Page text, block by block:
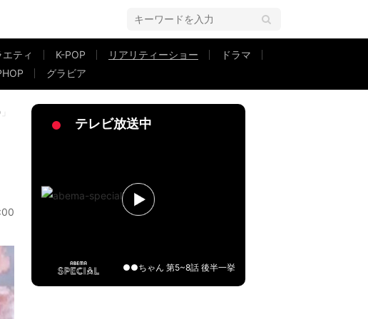
ティ K-POP リアリティーショー
ドラマ
グラビア
「自分だったらバチくそキレてる」
テレビ放送中
●●ちゃん 第5~8話 後半一挙